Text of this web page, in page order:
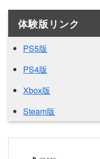
体験版リンク
PS5版
PS4版
Xbox版
Steam版